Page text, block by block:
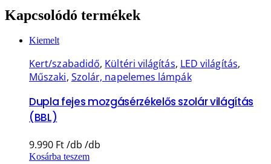
Kapcsolódó termékek
Kiemelt
Kert/szabadidő, Kültéri világítás, LED világítás,
Műszaki, Szolár, napelemes lámpák
Dupla fejes mozgásérzékelős szolár világítás
(BBL)
9.990 Ft
Kosárba teszem